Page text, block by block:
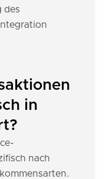
des
in
nach